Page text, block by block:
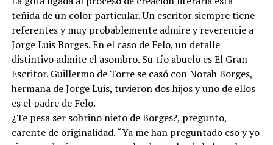
teñida de un color particular. Un escritor siempre tiene
referentes y muy probablemente admire y reverencie a
Jorge Luis Borges. En el caso de Felo, un detalle
distintivo admite el asombro. Su tío abuelo es El Gran
Escritor. Guillermo de Torre se casó con Norah Borges,
hermana de Jorge Luis, tuvieron dos hijos y uno de ellos
es el padre de Felo.
¿Te pesa ser sobrino nieto de Borges?, pregunto,
carente de originalidad. “Ya me han preguntado eso y yo